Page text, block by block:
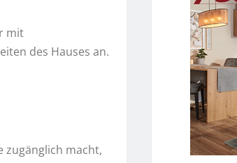
mit
des Hauses an.
zugänglich macht,